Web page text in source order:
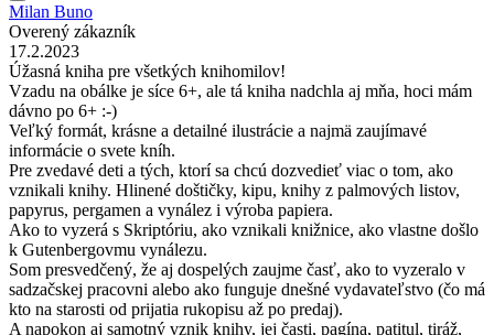
Milan Buno
Overený zákazník
17.2.2023
Úžasná kniha pre všetkých knihomilov!
Vzadu na obálke je síce 6+, ale tá kniha nadchla aj mňa, hoci mám
dávno po 6+ :-)
Veľký formát, krásne a detailné ilustrácie a najmä zaujímavé
informácie o svete kníh.
Pre zvedavé deti a tých, ktorí sa chcú dozvedieť viac o tom, ako
vznikali knihy. Hlinené doštičky, kipu, knihy z palmových listov,
papyrus, pergamen a vynález i výroba papiera.
Ako to vyzerá s Skriptóriu, ako vznikali knižnice, ako vlastne došlo
k Gutenbergovmu vynálezu.
Som presvedčený, že aj dospelých zaujme časť, ako to vyzeralo v
sadzačskej pracovni alebo ako funguje dnešné vydavateľstvo (čo má
kto na starosti od prijatia rukopisu až po predaj).
A napokon aj samotný vznik knihy, jej časti, pagína, patitul, tiráž,